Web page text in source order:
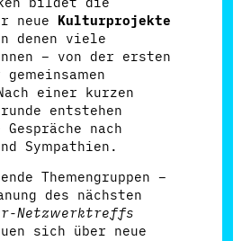
neue Kulturprojekte
denen viele
– von der ersten
einer kurzen
entstehen
nach
Sympathien.
Themengruppen –
des nächsten
Netzwerktreffs
sich über neue